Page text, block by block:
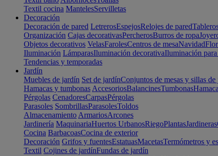
Textil cocina MantelesServilletas
Decoración
Decoración de pared LetrerosEspejosRelojes de pared
Organización Cajas decorativasPercherosBurros de ropa
Objetos decorativos VelasFarolesCentros de mesaNavidad
Iluminación LámparasIluminación decorativaIluminación
Tendencias y temporadas
Jardín
Muebles de jardín Set de jardínConjuntos de mesas y sillas de
Hamacas y tumbonas AccesoriosBalancinesTumbonas
Pérgolas CenadoresCarpasPérgolas
Parasoles SombrillasParasolesToldos
Almacenamiento ArmariosArcones
Jardinería MaquinariaHuertos UrbanosRiegoPlantasJardineras
Cocina BarbacoasCocina de exterior
Decoración Grifos y fuentesEstatuasMacetasTermómetros y
Textil Cojines de jardínFundas de jardín